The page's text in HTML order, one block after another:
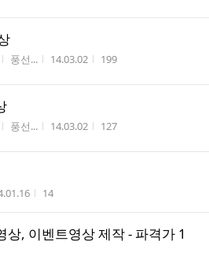
작성자
풍선... 작성시간
14.03.02 조회수
199
작성자
풍선... 작성시간
14.03.02 조회수
127
시간 조회수
14
, 이벤트영상 제작 - 파격가 1